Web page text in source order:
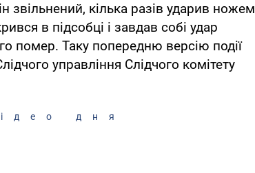
звільнений, кілька разів ударив ножем
в підсобці і завдав собі удар
помер. Таку попередню версію події
управління Слідчого комітету
дня